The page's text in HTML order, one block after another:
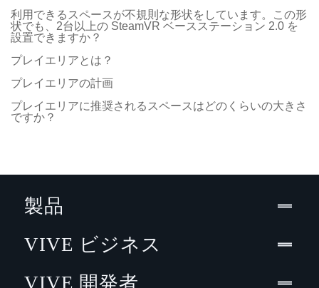
利用できるスペースが不規則な形状をしています。この形
状でも、2台以上の SteamVR ベースステーション 2.0 を
設置できますか？
プレイエリアとは？
プレイエリアの計画
プレイエリアに推奨されるスペースはどのくらいの大きさ
ですか？
製品
VIVE ビジネス
VIVE 開発者